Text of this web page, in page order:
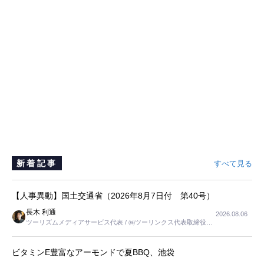
新着記事 すべて見る
【人事異動】国土交通省（2026年8月7日付 第40号）
長木 利通
ツーリズムメディアサービス代表 / ㈱ツーリンクス代表取締役社
2026.08.06
ビタミンE豊富なアーモンドで夏BBQ、池袋